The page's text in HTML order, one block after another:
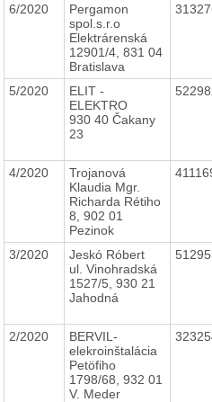
6/2020
Pergamon
spol.s.r.o
Elektrárenská
12901/4, 831 04
Bratislava
5/2020
ELIT -
ELEKTRO
930 40 Čakany
23
4/2020
Trojanová
Klaudia Mgr.
Richarda Rétiho
8, 902 01
Pezinok
3/2020
Jeskó Róbert
ul. Vinohradská
1527/5, 930 21
Jahodná
2/2020
BERVIL-
elekroinštalácia
Petöfiho
1798/68, 932 01
V. Meder